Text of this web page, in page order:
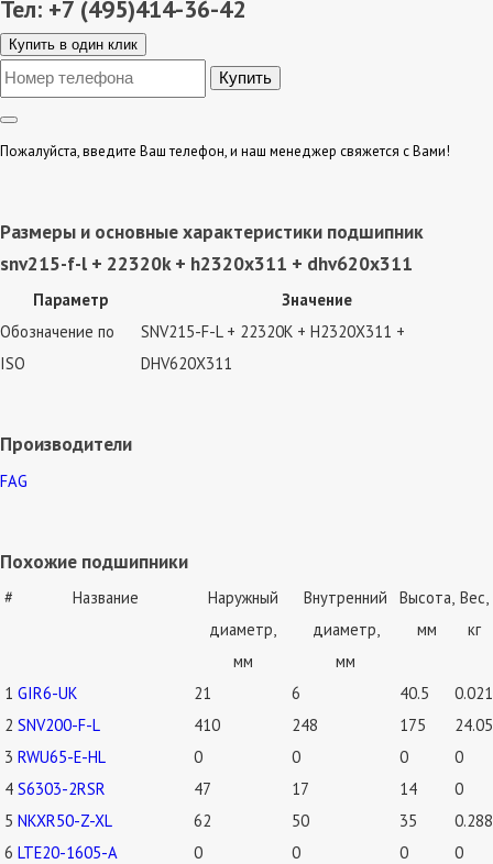
Тел: +7 (495)414-36-42
Купить в один клик
Пожалуйста, введите Ваш телефон, и наш менеджер свяжется с Вами!
Размеры и основные характеристики подшипник
snv215-f-l + 22320k + h2320x311 + dhv620x311
Параметр
Значение
Обозначение по
ISO
SNV215-F-L + 22320K + H2320X311 +
DHV620X311
Производители
FAG
Похожие подшипники
# Название
Наружный
диаметр,
мм
Внутренний
диаметр,
мм
Высота,
мм
Вес,
кг
1 GIR6-UK 21 6 40.5
0.021
2 SNV200-F-L 410 248 175
24.05
3 RWU65-E-HL 0 0 0
0
4 S6303-2RSR 47 17 14
0
5 NKXR50-Z-XL 62 50 35
0.288
6 LTE20-1605-A 0 0 0
0